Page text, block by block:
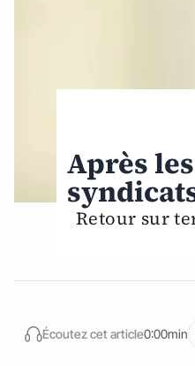
Après
Retour sur
Écoutez cet article0:00min